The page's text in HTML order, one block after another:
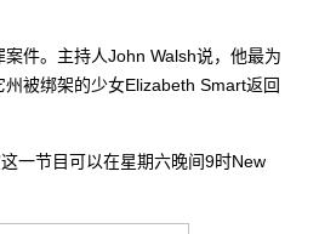
件。主持人John Walsh说，他最为
被绑架的少女Elizabeth Smart返回
一节目可以在星期六晚间9时New